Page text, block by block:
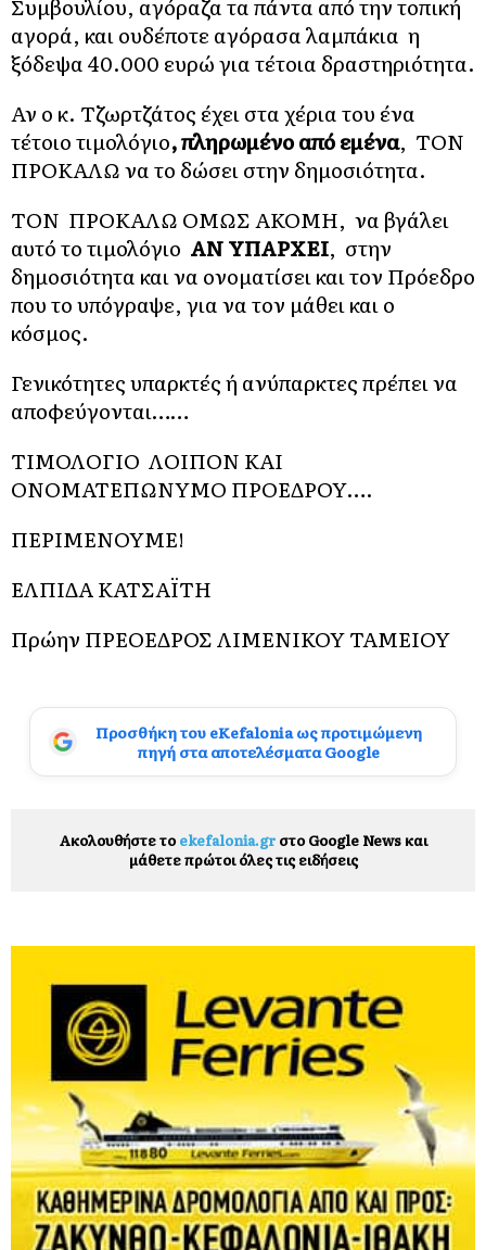
Συμβουλίου, αγόραζα τα πάντα από την τοπική
αγορά, και ουδέποτε αγόρασα λαμπάκια η
ξόδεψα 40.000 ευρώ για τέτοια δραστηριότητα.
Αν ο κ. Τζωρτζάτος έχει στα χέρια του ένα
τέτοιο τιμολόγιο, πληρωμένο από εμένα, ΤΟΝ
ΠΡΟΚΑΛΩ να το δώσει στην δημοσιότητα.
ΤΟΝ ΠΡΟΚΑΛΩ ΟΜΩΣ ΑΚΟΜΗ, να βγάλει
αυτό το τιμολόγιο ΑΝ ΥΠΑΡΧΕΙ, στην
δημοσιότητα και να ονοματίσει και τον Πρόεδρο
που το υπόγραψε, για να τον μάθει και ο
κόσμος.
Γενικότητες υπαρκτές ή ανύπαρκτες πρέπει να
αποφεύγονται……
ΤΙΜΟΛΟΓΙΟ ΛΟΙΠΟΝ ΚΑΙ
ΟΝΟΜΑΤΕΠΩΝΥΜΟ ΠΡΟΕΔΡΟΥ….
ΠΕΡΙΜΕΝΟΥΜΕ!
ΕΛΠΙΔΑ ΚΑΤΣΑΪΤΗ
Πρώην ΠΡΕΟΕΔΡΟΣ ΛΙΜΕΝΙΚΟΥ ΤΑΜΕΙΟΥ
Προσθήκη του eKefalonia ως προτιμώμενη
πηγή στα αποτελέσματα Google
Ακολουθήστε το ekefalonia.grστο Google News και
μάθετε πρώτοι όλες τις ειδήσεις